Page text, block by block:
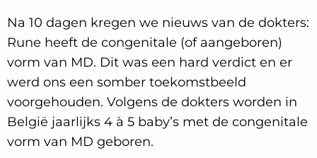
Na 10 dagen kregen we nieuws van de dokters:
Rune heeft de congenitale (of aangeboren)
vorm van MD. Dit was een hard verdict en er
werd ons een somber toekomstbeeld
voorgehouden. Volgens de dokters worden in
België jaarlijks 4 à 5 baby’s met de congenitale
vorm van MD geboren.